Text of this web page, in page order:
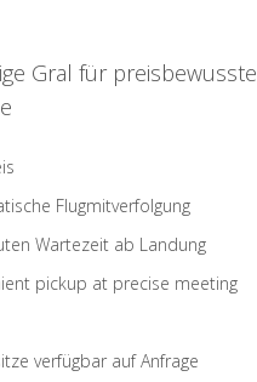
Gral für preisbewusste
Flugmitverfolgung
Wartezeit ab Landung
pickup at precise meeting
verfügbar auf Anfrage